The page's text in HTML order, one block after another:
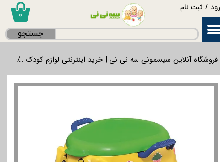
/ ثبت نام
حساب کاربری من
۰
جستجو
فروشگاه آنلاین سیسمونی سه نی نی | خرید اینترنتی لوازم کودک